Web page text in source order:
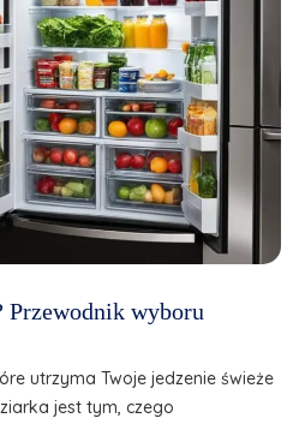
Przewodnik wyboru
utrzyma Twoje jedzenie świeże
jest tym, czego